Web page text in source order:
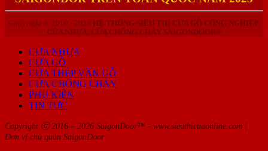
Copyright © 2010 - 2023 HỆ THỐNG SIÊU THỊ CỬA GỖ CÔNG NGHIỆP,
CỬA NHỰA, CỬA CHỐNG CHÁY SAIGONDOOR®
CỬA NHỰA
CỬA GỖ
CỬA THÉP VÂN GỖ
CỬA CHỐNG CHÁY
PHỤ KIỆN
TIN TỨC
Copyright ⓒ 2016 – 2026 SaigonDoor™ - www.sieuthicuaonline.com |
Đơn vị chủ quản SaigonDoor